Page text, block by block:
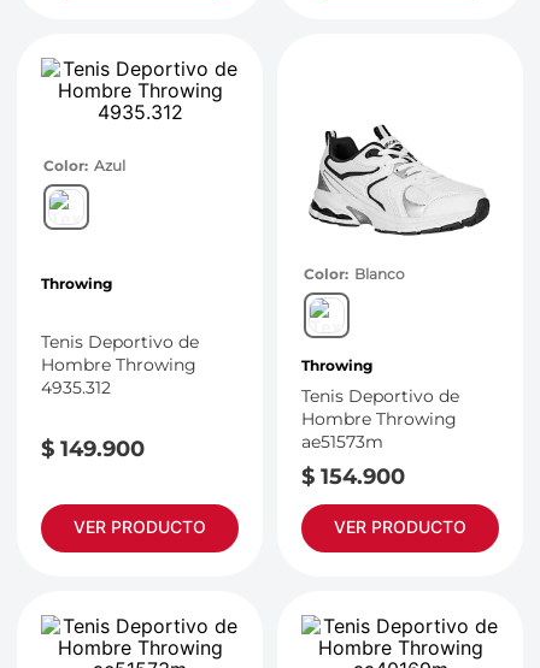
Color Azul
Throwing
Tenis Deportivo de
Hombre Throwing
4935.312
$ 149.900
VER PRODUCTO
Color Blanco
Throwing
Tenis Deportivo de
Hombre Throwing
ae51573m
$ 154.900
VER PRODUCTO